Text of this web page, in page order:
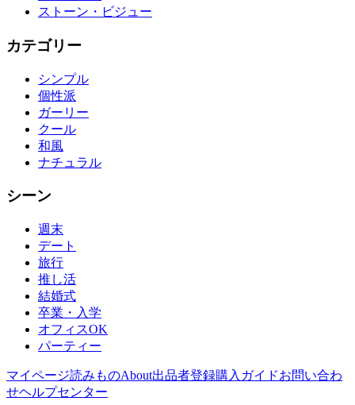
ストーン・ビジュー
カテゴリー
シンプル
個性派
ガーリー
クール
和風
ナチュラル
シーン
週末
デート
旅行
推し活
結婚式
卒業・入学
オフィスOK
パーティー
マイページ読みものAbout出品者登録購入ガイドお問い合わ
せヘルプセンター